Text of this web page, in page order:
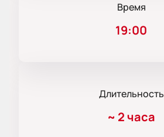
Время
19:00
Длительность
~ 2 часа